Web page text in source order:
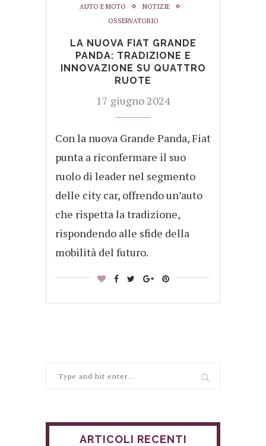
AUTO E MOTO
NOTIZIE
OSSERVATORIO
LA NUOVA FIAT GRANDE
PANDA: TRADIZIONE E
INNOVAZIONE SU QUATTRO
RUOTE
17 giugno 2024
Con la nuova Grande Panda, Fiat
punta a riconfermare il suo
ruolo di leader nel segmento
delle city car, offrendo un’auto
che rispetta la tradizione,
rispondendo alle sfide della
mobilità del futuro.
ARTICOLI RECENTI